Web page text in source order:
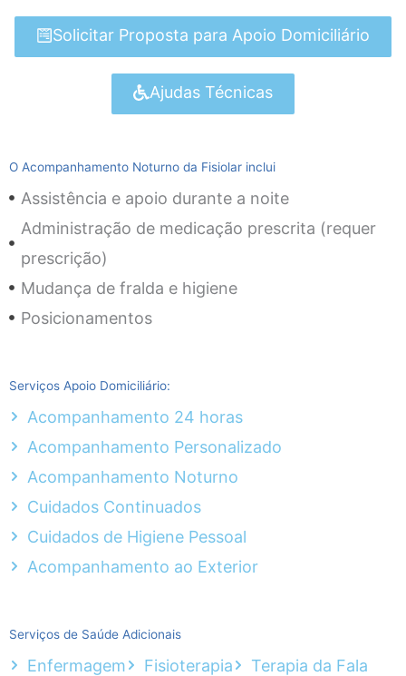
Solicitar Proposta para Apoio Domiciliário
Ajudas Técnicas
O Acompanhamento Noturno da Fisiolar inclui
Assistência e apoio durante a noite
Administração de medicação prescrita (requer
prescrição)
Mudança de fralda e higiene
Posicionamentos
Serviços Apoio Domiciliário:
Acompanhamento 24 horas
Acompanhamento Personalizado
Acompanhamento Noturno
Cuidados Continuados
Cuidados de Higiene Pessoal
Acompanhamento ao Exterior
Serviços de Saúde Adicionais
Enfermagem Fisioterapia
Terapia da Fala